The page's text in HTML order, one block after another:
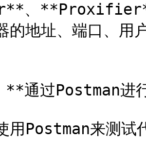
、**Proxifier**
的地址、端口、用
通过Postman进
用Postman来测试